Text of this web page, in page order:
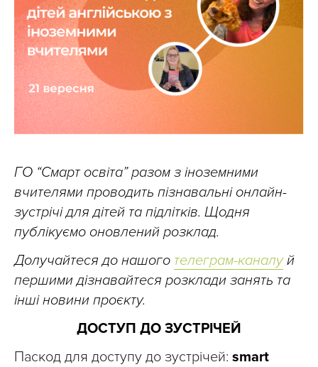
ГО “Смарт освіта” разом з іноземними
вчителями проводить пізнавальні онлайн-
зустрічі для дітей та підлітків. Щодня
публікуємо оновлений розклад.
Долучайтеся до нашого телеграм-каналуй
першими дізнавайтеся розклади занять та
інші новини проєкту.
ДОСТУП ДО ЗУСТРІЧЕЙ
Паскод для доступу до зустрічей: smart